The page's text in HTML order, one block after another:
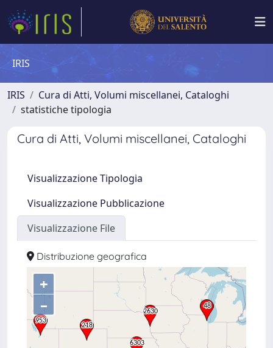
IRIS
IRIS
Cura di Atti, Volumi miscellanei, Cataloghi
statistiche tipologia
Cura di Atti, Volumi miscellanei, Cataloghi
Visualizzazione Tipologia
Visualizzazione Pubblicazione
Visualizzazione File
Distribuzione geografica
+
–